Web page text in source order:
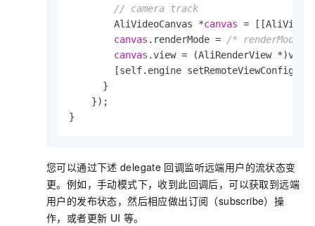
// camera track
        AliVideoCanvas *
canvas =
canvas .renderMode = /* renderMode
canvas .view = (AliRenderView
        [self.engine setRemoteViewConfig:
      }
    });
}
您可以通过下述 delegate 回调监听远端用户的流状态变
更。例如，手动模式下，收到此回调后，可以获取到远端
用户的发布状态，然后相应做出订阅（subscribe）操
作，或者更新 UI 等。